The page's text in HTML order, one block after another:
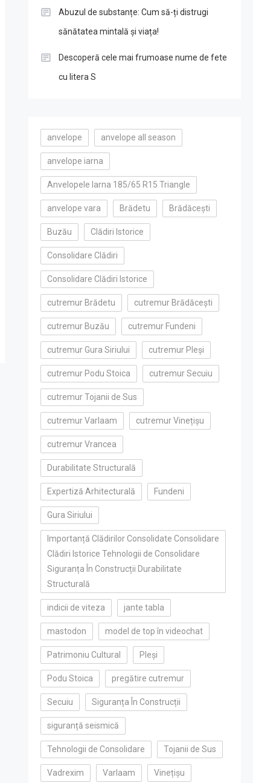
Abuzul de substanțe: Cum să-ți distrugi
sănătatea mintală și viața!
Descoperă cele mai frumoase nume de fete
cu litera S
anvelope anvelope all season
anvelope iarna
Anvelopele Iarna 185/65 R15 Triangle
anvelope vara Brădetu Brădăcești
Buzău Clădiri Istorice
Consolidare Clădiri
Consolidare Clădiri Istorice
cutremur Brădetu cutremur Brădăcești
cutremur Buzău cutremur Fundeni
cutremur Gura Siriului cutremur Pleși
cutremur Podu Stoica cutremur Secuiu
cutremur Tojanii de Sus
cutremur Varlaam cutremur Vinețișu
cutremur Vrancea
Durabilitate Structurală
Expertiză Arhitecturală Fundeni
Gura Siriului
Importanță Clădirilor Consolidate Consolidare
Clădiri Istorice Tehnologii de Consolidare
Siguranța În Construcții Durabilitate
Structurală
indicii de viteza jante tabla
mastodon model de top în videochat
Patrimoniu Cultural Pleși
Podu Stoica pregătire cutremur
Secuiu Siguranța În Construcții
siguranță seismică
Tehnologii de Consolidare Tojanii de Sus
Vadrexim Varlaam Vinețișu